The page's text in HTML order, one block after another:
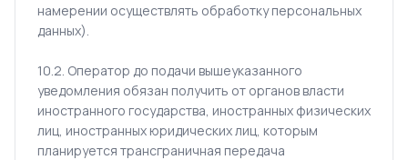
намерении осуществлять обработку персональных
данных).
10.2. Оператор до подачи вышеуказанного
уведомления обязан получить от органов власти
иностранного государства, иностранных физических
лиц, иностранных юридических лиц, которым
планируется трансграничная передача